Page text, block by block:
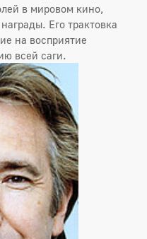
в мировом кино,
Его трактовка
на восприятие
всей саги.